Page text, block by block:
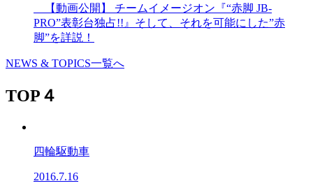
【動画公開】 チームイメージオン『“赤脚 JB-
PRO”表彰台独占!!』そして、それを可能にした”赤
脚”を詳説！
NEWS & TOPICS一覧へ
TOP４
四輪駆動車
2016.7.16